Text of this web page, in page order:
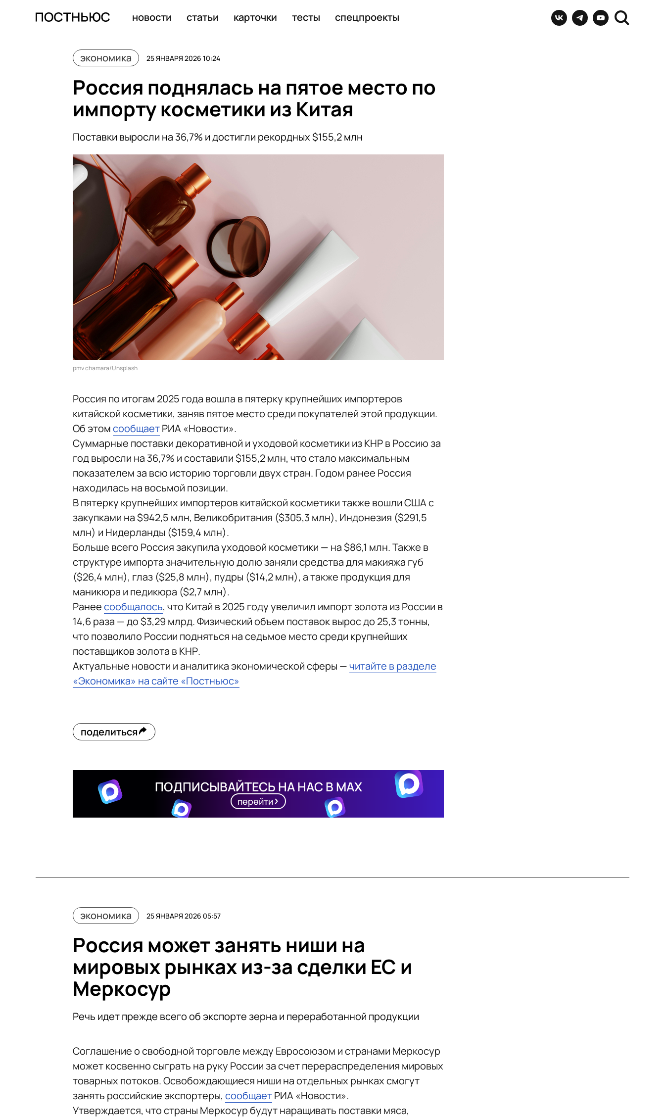
новости статьи карточки тесты спецпроекты
экономика 25 ЯНВАРЯ 2026 10:24
Россия поднялась на пятое место по
импорту косметики из Китая
Поставки выросли на 36,7% и достигли рекордных $155,2 млн
pmv chamara/Unsplash
Россия по итогам 2025 года вошла в пятерку крупнейших импортеров
китайской косметики, заняв пятое место среди покупателей этой продукции.
Об этомсообщаетРИА «Новости».
Суммарные поставки декоративной и уходовой косметики из КНР в Россию за
год выросли на 36,7% и составили $155,2 млн, что стало максимальным
показателем за всю историю торговли двух стран. Годом ранее Россия
находилась на восьмой позиции.
В пятерку крупнейших импортеров китайской косметики также вошли США с
закупками на $942,5 млн, Великобритания ($305,3 млн), Индонезия ($291,5
млн) и Нидерланды ($159,4 млн).
Больше всего Россия закупила уходовой косметики — на $86,1 млн. Также в
структуре импорта значительную долю заняли средства для макияжа губ
($26,4 млн), глаз ($25,8 млн), пудры ($14,2 млн), а также продукция для
маникюра и педикюра ($2,7 млн).
Ранеесообщалось, что Китай в 2025 году увеличил импорт золота из России в
14,6 раза — до $3,29 млрд. Физический объем поставок вырос до 25,3 тонны,
что позволило России подняться на седьмое место среди крупнейших
поставщиков золота в КНР.
Актуальные новости и аналитика экономической сферы —читайте в разделе
«Экономика» на сайте «Постньюс»
поделиться
ПОДПИСЫВАЙТЕСЬ НА НАС В MAX
перейти
экономика 25 ЯНВАРЯ 2026 05:57
Россия может занять ниши на
мировых рынках из-за сделки ЕС и
Меркосур
Речь идет прежде всего об экспорте зерна и переработанной продукции
Соглашение о свободной торговле между Евросоюзом и странами Меркосур
может косвенно сыграть на руку России за счет перераспределения мировых
товарных потоков. Освобождающиеся ниши на отдельных рынках смогут
занять российские экспортеры, сообщаетРИА «Новости».
Утверждается, что страны Меркосур будут наращивать поставки мяса,